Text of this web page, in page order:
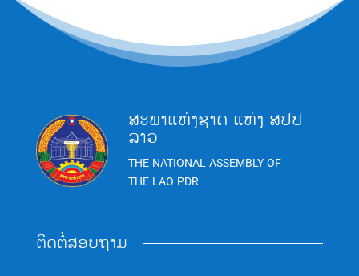
ສະພາແຫ່ງຊາດ ແຫ່ງ ສປປ
ລາວ
THE NATIONAL ASSEMBLY OF
THE LAO PDR
ຕິດຕໍ່ສອບຖາມ